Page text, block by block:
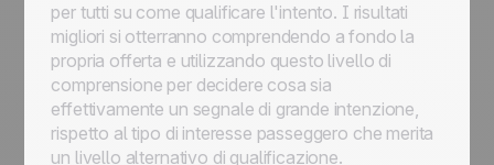
per tutti su come qualificare l'intento. I risultati
migliori si otterranno comprendendo a fondo la
propria offerta e utilizzando questo livello di
comprensione per decidere cosa sia
effettivamente un segnale di grande intenzione,
rispetto al tipo di interesse passeggero che merita
un livello alternativo di qualificazione.